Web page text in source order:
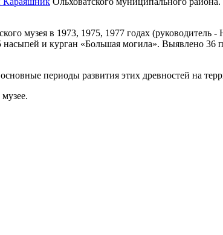
музея в 1973, 1975, 1977 годах
и курган «Большая могила». Выявлено 36
периоды развития этих древностей на